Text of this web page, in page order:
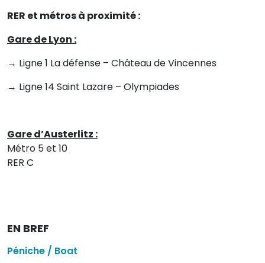
RER et métros à proximité :
Gare de Lyon :
→ Ligne 1 La défense – Château de Vincennes
→ Ligne 14 Saint Lazare – Olympiades
Gare d’Austerlitz :
Métro 5 et 10
RER C
EN BREF
Péniche / Boat